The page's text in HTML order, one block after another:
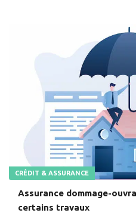
CRÉDIT & ASSURANCE
Assurance dommage-
certains travaux